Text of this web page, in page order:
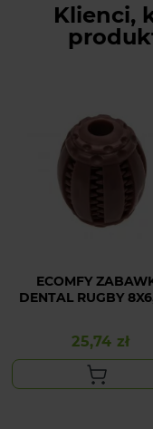
Klienci,
ECOMFY
DENTAL RUGBY
Cena
25,74 zł